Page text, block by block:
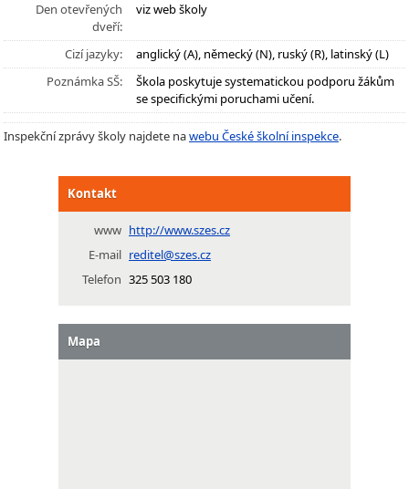
Den otevřených
dveří:
viz web školy
Cizí jazyky:
anglický (A), německý (N), ruský (R), latinský (L)
Poznámka SŠ:
Škola poskytuje systematickou podporu žákům
se specifickými poruchami učení.
Inspekční zprávy školy najdete nawebu České školní inspekce.
Kontakt
www http://www.szes.cz
E-mail reditel@szes.cz
Telefon 325 503 180
Mapa